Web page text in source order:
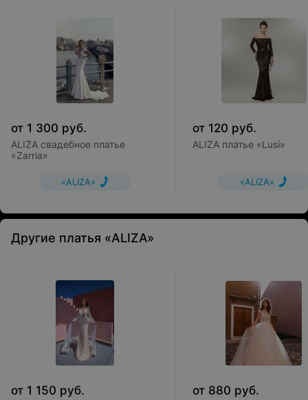
от 1 300 руб.
ALIZA свадебное платье
«Zarria»
«ALIZA»
от 120 руб.
ALIZA платье «Lusi»
«ALIZA»
Другие платья «ALIZA»
от 1 150 руб. от 880 руб.